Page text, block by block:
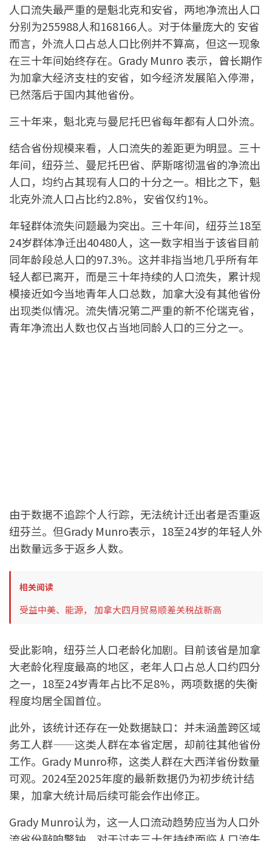
人口流失最严重的是魁北克和安省，两地净流出人口
分别为255988人和168166人。对于体量庞大的 安省
而言，外流人口占总人口比例并不算高，但这一现象
在三十年间始终存在。Grady Munro 表示，曾长期作
为加拿大经济支柱的安省，如今经济发展陷入停滞，
已然落后于国内其他省份。
三十年来，魁北克与曼尼托巴省每年都有人口外流。
结合省份规模来看，人口流失的差距更为明显。三十
年间，纽芬兰、曼尼托巴省、萨斯喀彻温省的净流出
人口，均约占其现有人口的十分之一。相比之下，魁
北克外流人口占比约2.8%，安省仅约1%。
年轻群体流失问题最为突出。三十年间，纽芬兰18至
24岁群体净迁出40480人，这一数字相当于该省目前
同年龄段总人口的97.3%。这并非指当地几乎所有年
轻人都已离开，而是三十年持续的人口流失，累计规
模接近如今当地青年人口总数，加拿大没有其他省份
出现类似情况。流失情况第二严重的新不伦瑞克省，
青年净流出人数也仅占当地同龄人口的三分之一。
由于数据不追踪个人行踪，无法统计迁出者是否重返
纽芬兰。但Grady Munro表示，18至24岁的年轻人外
出数量远多于返乡人数。
相关阅读
受益中美、能源， 加拿大四月贸易顺差关税战新高
受此影响，纽芬兰人口老龄化加剧。目前该省是加拿
大老龄化程度最高的地区，老年人口占总人口约四分
之一，18至24岁青年占比不足8%，两项数据的失衡
程度均居全国首位。
此外，该统计还存在一处数据缺口：并未涵盖跨区域
务工人群——这类人群在本省定居，却前往其他省份
工作。Grady Munro称，这类人群在大西洋省份数量
可观。2024至2025年度的最新数据仍为初步统计结
果，加拿大统计局后续可能会作出修正。
Grady Munro认为，这一人口流动趋势应当为人口外